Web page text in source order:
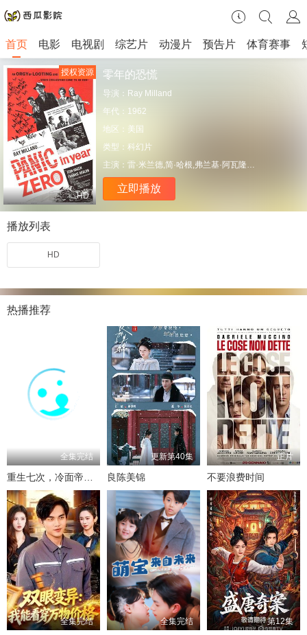
首页 电影 电视剧 综艺片 动漫片 预告片 体育赛事
HD
授权资源 零年的恐慌
导演： Ray Milland
年代： 1962
地区： 美国
类型： 科幻片
主演： 雷·米兰德,简·哈根,弗兰基·阿瓦隆,Mary Mitchel,琼·弗里曼,理查德·加兰德,理查德·巴卡利安
立即播放
播放列表
HD
热播推荐
全集完结
重生七次，冷面帝王宠我入骨
更新第40集
良陈美锦
正片
不要浪费时间
全集完结 全集完结 第12集